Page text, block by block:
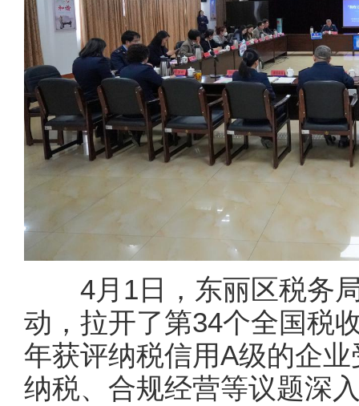
4月1日，东丽区税务局
动，拉开了第34个全国税
年获评纳税信用A级的企
纳税、合规经营等议题深